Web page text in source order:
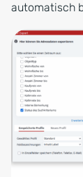
automatisch